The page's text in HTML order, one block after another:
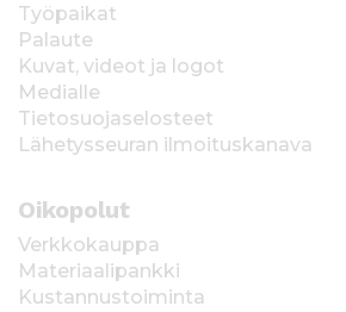
Työpaikat
Palaute
Kuvat, videot ja logot
Medialle
Tietosuojaselosteet
Lähetysseuran ilmoituskanava
Oikopolut
Verkkokauppa
Materiaalipankki
Kustannustoiminta